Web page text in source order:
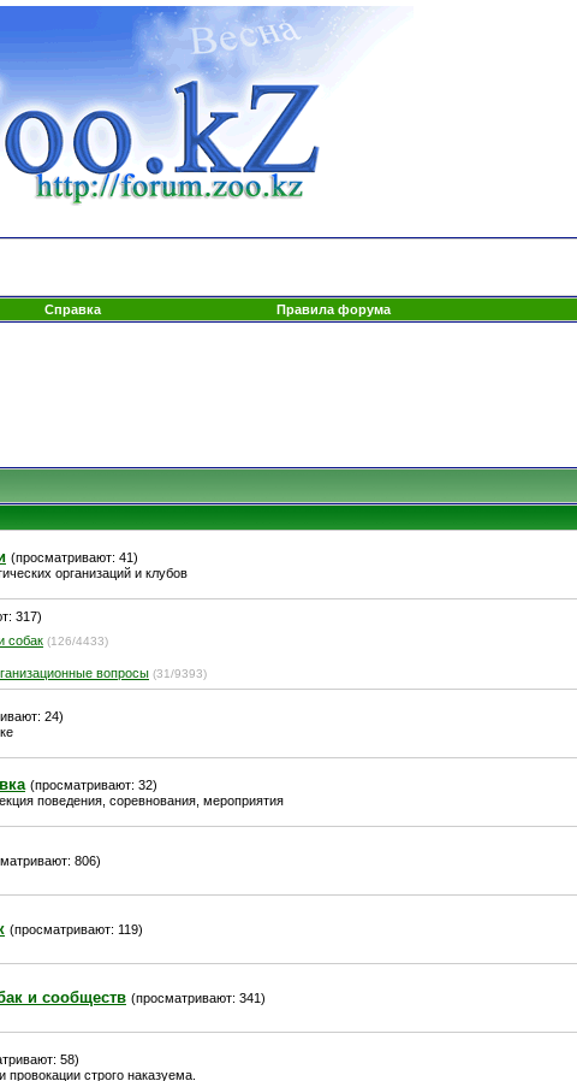
Справка Правила форума
(просматривают: 41)
организаций и клубов
317)
собак (126/4433)
вопросы (31/9393)
24)
(просматривают: 32)
поведения, соревнования, мероприятия
806)
(просматривают: 119)
и сообществ (просматривают: 341)
58)
строго наказуема.